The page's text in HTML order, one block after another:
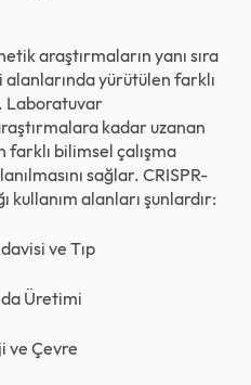
araştırmaların yanı sıra
yürütülen farklı
Laboratuvar
kadar uzanan
farklı bilimsel çalışma
sağlar. CRISPR-
kullanım alanları şunlardır:
ve Tıp
Üretimi
ve Çevre